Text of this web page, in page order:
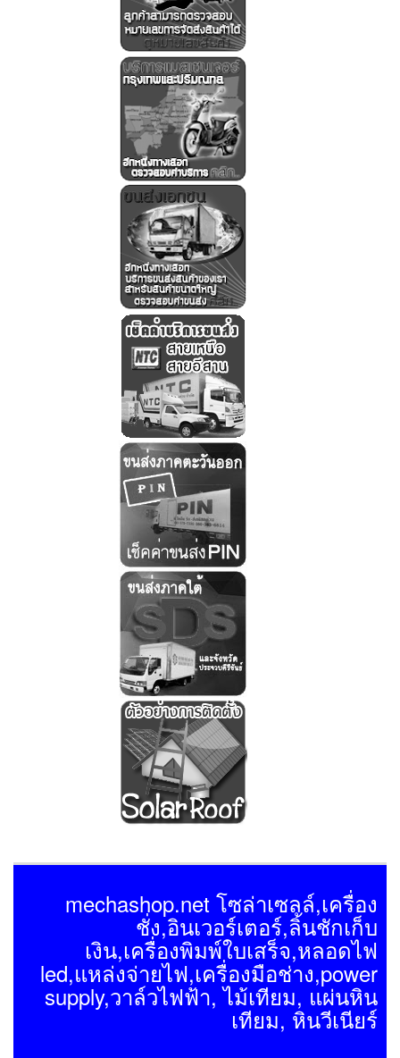
mechashop.net โซล่าเซลล์,เครื่อง
ชั่ง,อินเวอร์เตอร์,ลิ้นชักเก็บ
เงิน,เครื่องพิมพ์ใบเสร็จ,หลอดไฟ
led,แหล่งจ่ายไฟ,เครื่องมือช่าง,power
supply,วาล์วไฟฟ้า, ไม้เทียม, แผ่นหิน
เทียม, หินวีเนียร์